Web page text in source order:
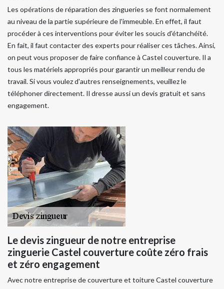
Les opérations de réparation des zingueries se font normalement
au niveau de la partie supérieure de l'immeuble. En effet, il faut
procéder à ces interventions pour éviter les soucis d'étanchéité.
En fait, il faut contacter des experts pour réaliser ces tâches. Ainsi,
on peut vous proposer de faire confiance à Castel couverture. Il a
tous les matériels appropriés pour garantir un meilleur rendu de
travail. Si vous voulez d'autres renseignements, veuillez le
téléphoner directement. Il dresse aussi un devis gratuit et sans
engagement.
Le devis zingueur de notre entreprise
zinguerie Castel couverture coûte zéro frais
et zéro engagement
Avec notre entreprise de couverture et toiture Castel couverture